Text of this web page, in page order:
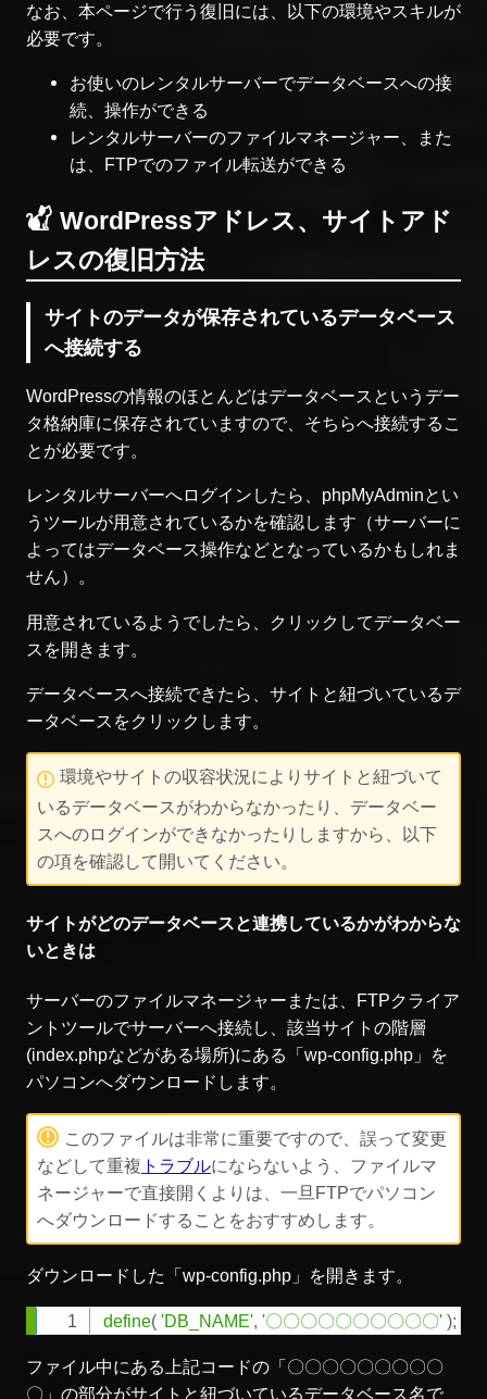
なお、本ページで行う復旧には、以下の環境やスキルが
必要です。
お使いのレンタルサーバーでデータベースへの接
続、操作ができる
レンタルサーバーのファイルマネージャー、また
は、FTPでのファイル転送ができる
WordPressアドレス、サイトアド
レスの復旧方法
サイトのデータが保存されているデータベース
へ接続する
WordPressの情報のほとんどはデータベースというデー
タ格納庫に保存されていますので、そちらへ接続するこ
とが必要です。
レンタルサーバーへログインしたら、phpMyAdminとい
うツールが用意されているかを確認します（サーバーに
よってはデータベース操作などとなっているかもしれま
せん）。
用意されているようでしたら、クリックしてデータベー
スを開きます。
データベースへ接続できたら、サイトと紐づいているデ
ータベースをクリックします。
環境やサイトの収容状況によりサイトと紐づいて
いるデータベースがわからなかったり、データベー
スへのログインができなかったりしますから、以下
の項を確認して開いてください。
サイトがどのデータベースと連携しているかがわからな
いときは
サーバーのファイルマネージャーまたは、FTPクライア
ントツールでサーバーへ接続し、該当サイトの階層
(index.phpなどがある場所)にある「wp-config.php」を
パソコンへダウンロードします。
このファイルは非常に重要ですので、誤って変更
などして重複 トラブルにならないよう、ファイルマ
ネージャーで直接開くよりは、一旦FTPでパソコン
へダウンロードすることをおすすめします。
ダウンロードした「wp-config.php」を開きます。
define( 'DB_NAME', '〇〇〇〇〇〇〇〇〇〇' );
Copy
ファイル中にある上記コードの「〇〇〇〇〇〇〇〇〇
〇」の部分がサイトと紐づいているデータベース名で